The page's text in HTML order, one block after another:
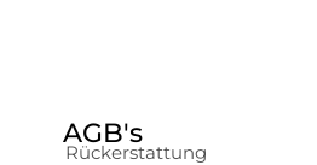
AGB's
Rückerstattung